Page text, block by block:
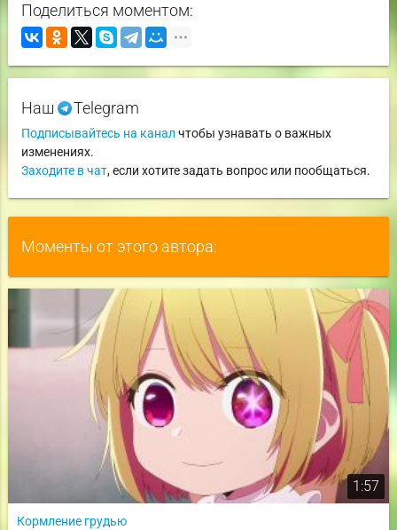
Поделиться моментом:
Наш Telegram
Подписывайтесь на канал чтобы узнавать о важных
изменениях.
Заходите в чат, если хотите задать вопрос или пообщаться.
Моменты от этого автора:
1:57
Кормление грудью